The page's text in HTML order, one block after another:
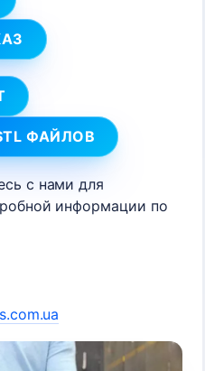
ФАЙЛОВ
с нами для
информации по